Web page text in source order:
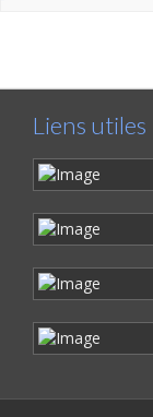
Liens utiles